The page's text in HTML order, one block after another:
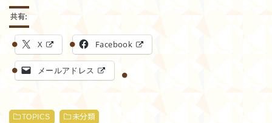
共有:
X Facebook
メールアドレス
TOPICS 未分類